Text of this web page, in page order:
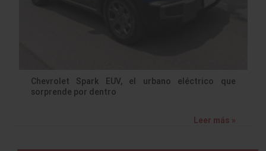
Chevrolet Spark EUV, el urbano eléctrico que
sorprende por dentro
Leer más »